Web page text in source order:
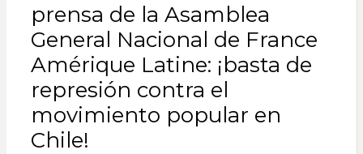
prensa de la Asamblea
General Nacional de France
Amérique Latine: ¡basta de
represión contra el
movimiento popular en
Chile!